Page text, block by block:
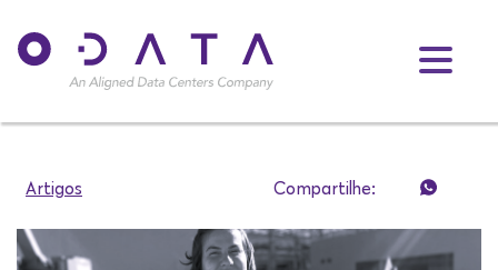
Artigos Compartilhe: